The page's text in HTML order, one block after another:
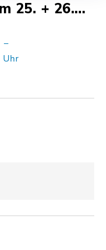
25. + 26.
–